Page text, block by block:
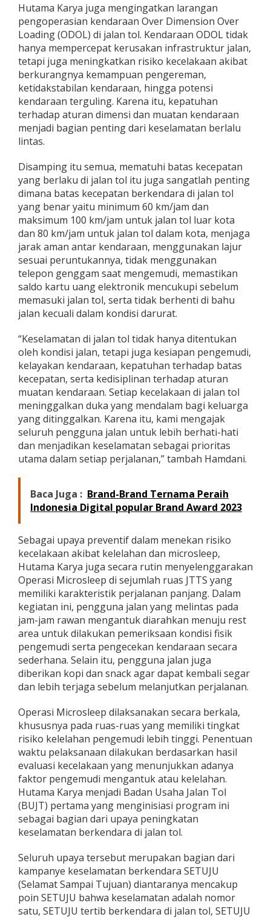
Hutama Karya juga mengingatkan larangan
pengoperasian kendaraan Over Dimension Over
Loading (ODOL) di jalan tol. Kendaraan ODOL tidak
hanya mempercepat kerusakan infrastruktur jalan,
tetapi juga meningkatkan risiko kecelakaan akibat
berkurangnya kemampuan pengereman,
ketidakstabilan kendaraan, hingga potensi
kendaraan terguling. Karena itu, kepatuhan
terhadap aturan dimensi dan muatan kendaraan
menjadi bagian penting dari keselamatan berlalu
lintas.
Disamping itu semua, mematuhi batas kecepatan
yang berlaku di jalan tol itu juga sangatlah penting
dimana batas kecepatan berkendara di jalan tol
yang benar yaitu minimum 60 km/jam dan
maksimum 100 km/jam untuk jalan tol luar kota
dan 80 km/jam untuk jalan tol dalam kota, menjaga
jarak aman antar kendaraan, menggunakan lajur
sesuai peruntukannya, tidak menggunakan
telepon genggam saat mengemudi, memastikan
saldo kartu uang elektronik mencukupi sebelum
memasuki jalan tol, serta tidak berhenti di bahu
jalan kecuali dalam kondisi darurat.
“Keselamatan di jalan tol tidak hanya ditentukan
oleh kondisi jalan, tetapi juga kesiapan pengemudi,
kelayakan kendaraan, kepatuhan terhadap batas
kecepatan, serta kedisiplinan terhadap aturan
muatan kendaraan. Setiap kecelakaan di jalan tol
meninggalkan duka yang mendalam bagi keluarga
yang ditinggalkan. Karena itu, kami mengajak
seluruh pengguna jalan untuk lebih berhati-hati
dan menjadikan keselamatan sebagai prioritas
utama dalam setiap perjalanan,” tambah Hamdani.
Baca Juga : Brand-Brand Ternama Peraih
Indonesia Digital popular Brand Award 2023
Sebagai upaya preventif dalam menekan risiko
kecelakaan akibat kelelahan dan microsleep,
Hutama Karya juga secara rutin menyelenggarakan
Operasi Microsleep di sejumlah ruas JTTS yang
memiliki karakteristik perjalanan panjang. Dalam
kegiatan ini, pengguna jalan yang melintas pada
jam-jam rawan mengantuk diarahkan menuju rest
area untuk dilakukan pemeriksaan kondisi fisik
pengemudi serta pengecekan kendaraan secara
sederhana. Selain itu, pengguna jalan juga
diberikan kopi dan snack agar dapat kembali segar
dan lebih terjaga sebelum melanjutkan perjalanan.
Operasi Microsleep dilaksanakan secara berkala,
khususnya pada ruas-ruas yang memiliki tingkat
risiko kelelahan pengemudi lebih tinggi. Penentuan
waktu pelaksanaan dilakukan berdasarkan hasil
evaluasi kecelakaan yang menunjukkan adanya
faktor pengemudi mengantuk atau kelelahan.
Hutama Karya menjadi Badan Usaha Jalan Tol
(BUJT) pertama yang menginisiasi program ini
sebagai bagian dari upaya peningkatan
keselamatan berkendara di jalan tol.
Seluruh upaya tersebut merupakan bagian dari
kampanye keselamatan berkendara SETUJU
(Selamat Sampai Tujuan) diantaranya mencakup
poin SETUJU bahwa keselamatan adalah nomor
satu, SETUJU tertib berkendara di jalan tol, SETUJU